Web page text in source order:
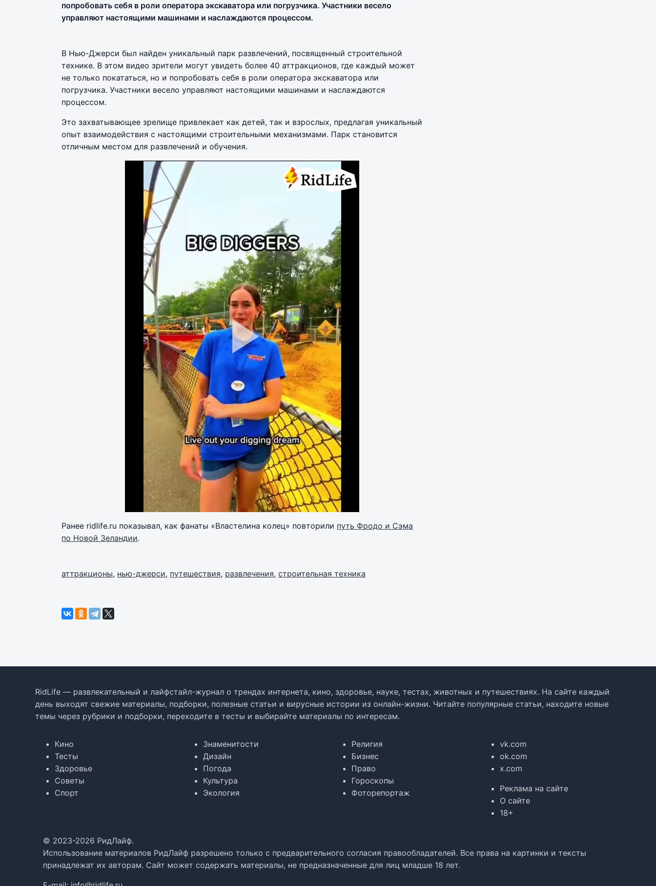
попробовать себя в роли оператора экскаватора или погрузчика. Участники весело
управляют настоящими машинами и наслаждаются процессом.
В Нью-Джерси был найден уникальный парк развлечений, посвященный строительной
технике. В этом видео зрители могут увидеть более 40 аттракционов, где каждый может
не только покататься, но и попробовать себя в роли оператора экскаватора или
погрузчика. Участники весело управляют настоящими машинами и наслаждаются
процессом.
Это захватывающее зрелище привлекает как детей, так и взрослых, предлагая уникальный
опыт взаимодействия с настоящими строительными механизмами. Парк становится
отличным местом для развлечений и обучения.
Play
Video
Ранее ridlife.ru показывал, как фанаты «Властелина колец» повторили путь Фродо и Сэма
по Новой Зеландии.
аттракционы, нью-джерси, путешествия, развлечения, строительная техника
RidLife — развлекательный и лайфстайл-журнал о трендах интернета, кино, здоровье, науке, тестах, животных и путешествиях. На сайте каждый
день выходят свежие материалы, подборки, полезные статьи и вирусные истории из онлайн-жизни. Читайте популярные статьи, находите новые
темы через рубрики и подборки, переходите в тесты и выбирайте материалы по интересам.
Кино
Тесты
Здоровье
Советы
Спорт
Знаменитости
Дизайн
Погода
Культура
Экология
Религия
Бизнес
Право
Гороскопы
Фоторепортаж
vk.com
ok.com
x.com
Реклама на сайте
О сайте
18+
© 2023-2026 РидЛайф.
Использование материалов РидЛайф разрешено только с предварительного согласия правообладателей. Все права на картинки и тексты
принадлежат их авторам. Сайт может содержать материалы, не предназначенные для лиц младше 18 лет.